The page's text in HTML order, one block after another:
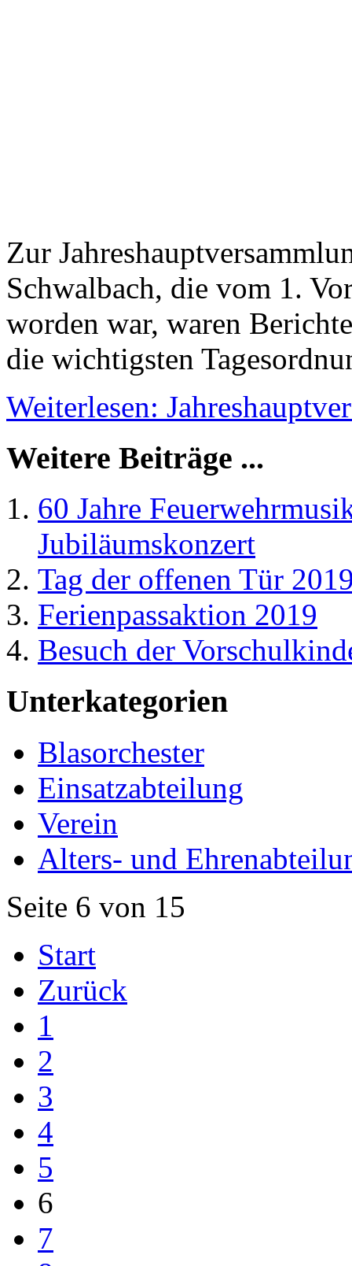
Zur
Schwalbach, die vom 1.
worden war, waren
die wichtigsten
Weiterlesen:
Weitere Beiträge ...
60 Jahre
Jubiläumskonzert
Tag der offenen Tür
Ferienpassaktion 2019
Besuch der
Unterkategorien
Blasorchester
Einsatzabteilung
Verein
Alters- und
Seite 6 von 15
Start
Zurück
1
2
3
4
5
6
7